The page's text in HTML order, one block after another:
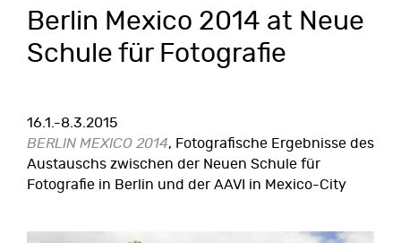
Berlin Mexico 2014 at Neue
Schule für Fotografie
16.1.-8.3.2015
BERLIN MEXICO 2014, Fotografische Ergebnisse des
Austauschs zwischen der Neuen Schule für
Fotografie in Berlin und der AAVI in Mexico-City